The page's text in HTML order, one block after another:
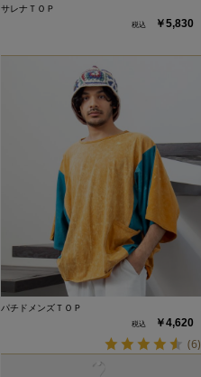
サレナＴＯＰ
￥5,830
パチドメンズＴＯＰ
￥4,620
(6)